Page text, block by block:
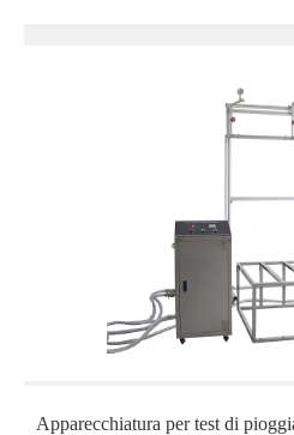
Apparecchiatura per test di